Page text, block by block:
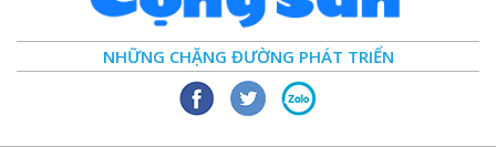
NHỮNG CHẶNG ĐƯỜNG PHÁT TRIỂN